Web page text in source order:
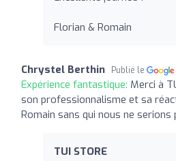
Florian & Romain
Chrystel Berthin Publié le
Expérience fantastique: Merci à
son professionnalisme et sa
Romain sans qui nous ne serions
TUI STORE